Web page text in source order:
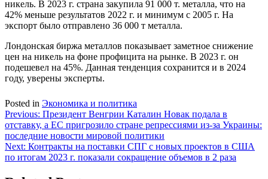
никель. В 2023 г. страна закупила 91 000 т. металла, что на
42% меньше результатов 2022 г. и минимум с 2005 г. На
экспорт было отправлено 36 000 т металла.
Лондонская биржа металлов показывает заметное снижение
цен на никель на фоне профицита на рынке. В 2023 г. он
подешевел на 45%. Данная тенденция сохранится и в 2024
году, уверены эксперты.
Posted in Экономика и политика
Навигация
по
записям
Previous: Президент Венгрии Каталин Новак подала в
отставку, а ЕС пригрозило стране репрессиями из-за Украины:
последние новости мировой политики
Next: Контракты на поставки СПГ с новых проектов в США
по итогам 2023 г. показали сокращение объемов в 2 раза